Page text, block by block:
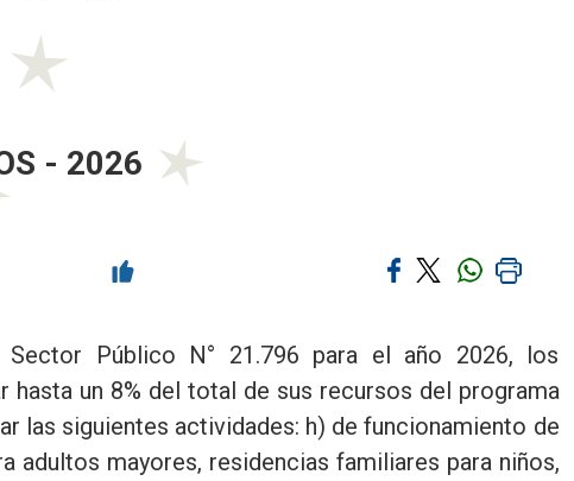
- 2026
Público N° 21.796 para el año 2026, los
hasta un 8% del total de sus recursos del programa
las siguientes actividades: h) de funcionamiento de
adultos mayores, residencias familiares para niños,